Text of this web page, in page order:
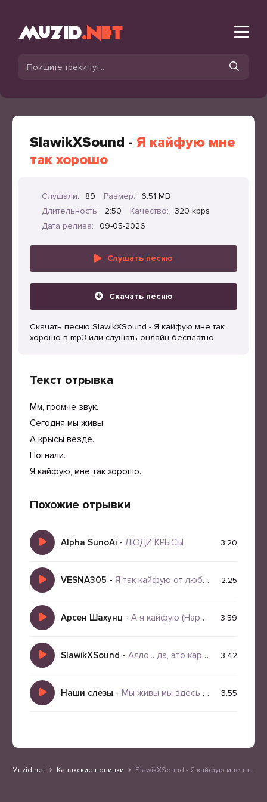
SlawikXSound - Я кайфую мне
так хорошо
Слушали: 89 Размер:
6.51 MB
Длительность:
2:50 Качество:
320 kbps
Дата релиза:
09-05-2026
Слушать песню
Скачать песню
Скачать песню SlawikXSound - Я кайфую мне так
хорошо в mp3 или слушать онлайн бесплатно
Текст отрывка
Мм, громче звук.
Сегодня мы живы,
А крысы везде.
Погнали.
Я кайфую, мне так хорошо.
Похожие отрывки
Alpha SunoAi - ЛЮДИ КРЫСЫ 3:20
VESNA305 - Я так кайфую от любви 2:25
Арсен Шахунц - А я кайфую (Happy Gregory, Jazz Cover Remix) 3:59
SlawikXSound - Алло... да, это карма... 3:42
Наши слезы - Мы живы мы здесь (Violin Cover) 3:55
Muzid.net Казахские новинки SlawikXSound - Я кайфую мне так хорошо